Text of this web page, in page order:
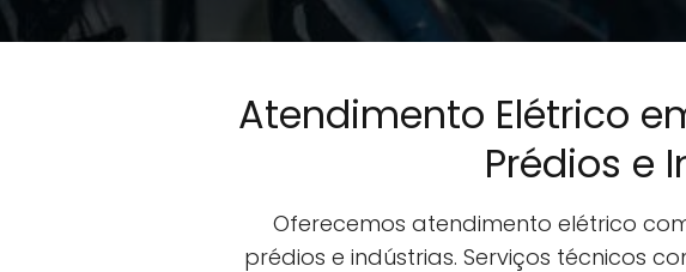
Atendimento Elétrico
Prédios e
Oferecemos atendimento elétrico
prédios e indústrias. Serviços técnicos